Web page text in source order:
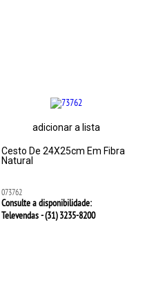
adicionar a lista
Cesto De 24X25cm Em Fibra
Natural
073762
Consulte a disponibilidade:
Televendas - (31)3235-8200